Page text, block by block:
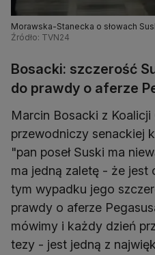
Morawska-Stanecka o słowach
Prawie sześć tysięcy
Źródło: TVN24
Bosacki: szczerość
do prawdy o aferze
Marcin Bosacki z
przewodniczy senackiej
"pan poseł Suski ma
ma jedną zaletę - że jest
tym wypadku jego
prawdy o aferze
mówimy i każdy dzień
tezy - jest jedną z